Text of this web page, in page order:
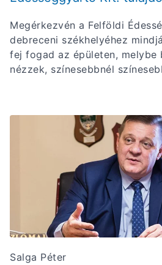
Megérkezvén a Felföldi
debreceni székhelyéhez
fej fogad az épületen, melybe
nézzek, színesebbnél
Salga Péter